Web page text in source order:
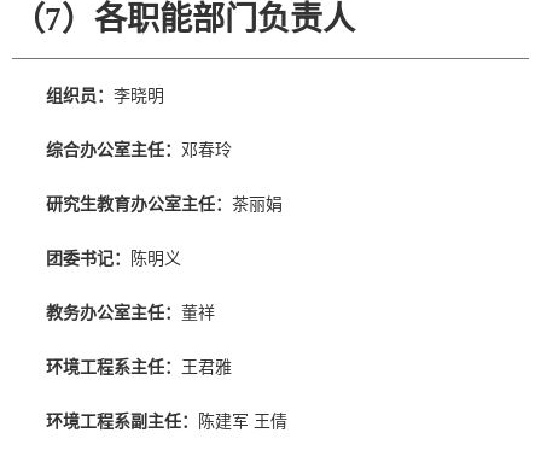
（7）各职能部门负责人
组织员： 李晓明
综合办公室主任： 邓春玲
研究生教育办公室主任： 茶丽娟
团委书记： 陈明义
教务办公室主任： 董祥
环境工程系主任： 王君雅
环境工程系副主任： 陈建军 王倩